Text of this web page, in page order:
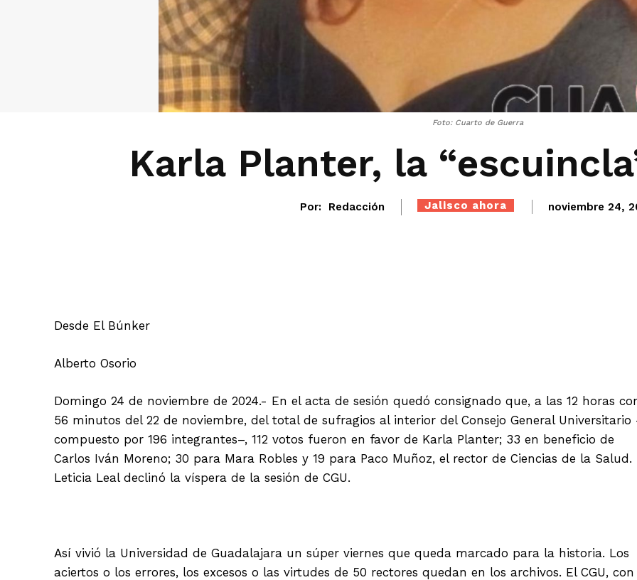
Foto: Cuarto de Guerra
Karla Planter, la
Por: Redacción Jalisco ahora noviembre 24,
Desde El Búnker
Alberto Osorio
Domingo 24 de noviembre de 2024.- En el acta de sesión quedó consignado que, a las 12 horas
56 minutos del 22 de noviembre, del total de sufragios al interior del Consejo General Universitario
compuesto por 196 integrantes–, 112 votos fueron en favor de Karla Planter; 33 en beneficio de
Carlos Iván Moreno; 30 para Mara Robles y 19 para Paco Muñoz, el rector de Ciencias de la Salud.
Leticia Leal declinó la víspera de la sesión de CGU.
Así vivió la Universidad de Guadalajara un súper viernes que queda marcado para la historia. Los
aciertos o los errores, los excesos o las virtudes de 50 rectores quedan en los archivos. El CGU, con